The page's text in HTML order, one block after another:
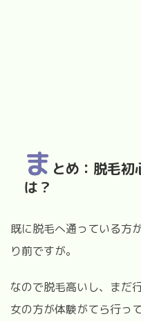
ま とめ：脱毛
は？
既に脱毛へ通っている方
り前ですが。
なので脱毛高いし、まだ
女の方が体験がてら行っ